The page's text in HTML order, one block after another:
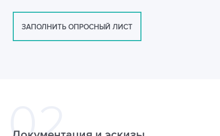
ЗАПОЛНИТЬ ОПРОСНЫЙ ЛИСТ